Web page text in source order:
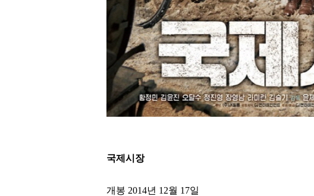
국제시장
개봉 2014년 12월 17일